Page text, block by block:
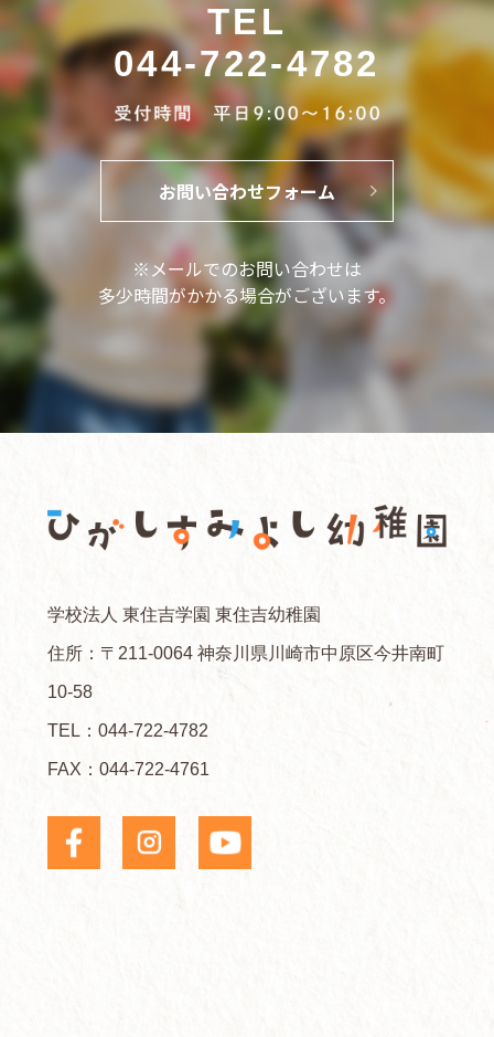
TEL
044-722-4782
お問い合わせフォーム
※メールでのお問い合わせは
多少時間がかかる場合がございます。
学校法人 東住吉学園 東住吉幼稚園
住所：〒211-0064 神奈川県川崎市中原区今井南町
10-58
TEL： 044-722-4782
FAX：044-722-4761